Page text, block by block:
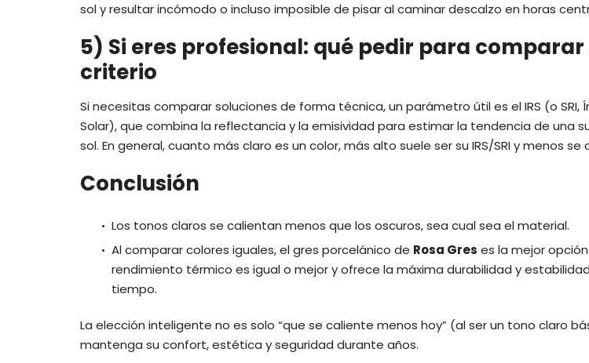
sol y resultar incómodo o incluso imposible de pisar al caminar descalzo en horas
5) Si eres profesional: qué pedir para
criterio
Si necesitas comparar soluciones de forma técnica, un parámetro útil es el IRS (o SRI,
Solar), que combina la reflectancia y la emisividad para estimar la tendencia de una
sol. En general, cuanto más claro es un color, más alto suele ser su IRS/SRI y menos se
Conclusión
Los tonos claros se calientan menos que los oscuros, sea cual sea el material.
Al comparar colores iguales, el gres porcelánico de Rosa Gres es la mejor
rendimiento térmico es igual o mejor y ofrece la máxima durabilidad y
tiempo.
La elección inteligente no es solo “que se caliente menos hoy” (al ser un tono claro
mantenga su confort, estética y seguridad durante años.